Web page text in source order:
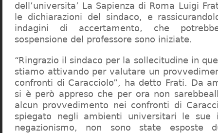
dell’universita’ La Sapienza di Roma Luigi
le dichiarazioni del sindaco, e
indagini di accertamento, che
sospensione del professore sono iniziate.
“Ringrazio il sindaco per la sollecitudine in
stiamo attivando per valutare un
confronti di Caracciolo”, ha detto Frati. Da
si è però appreso che per ora non
alcun provvedimento nei confronti di
spiegato negli ambienti universitari le sue
negazionismo, non sono state esposte